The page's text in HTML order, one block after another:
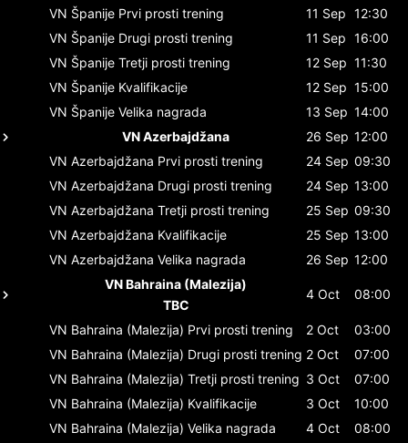
VN Španije Prvi prosti trening 11 Sep 12:30
VN Španije Drugi prosti trening 11 Sep 16:00
VN Španije Tretji prosti trening 12 Sep 11:30
VN Španije Kvalifikacije 12 Sep 15:00
VN Španije Velika nagrada 13 Sep 14:00
VN Azerbajdžana
26 Sep 12:00
VN Azerbajdžana Prvi prosti trening 24 Sep 09:30
VN Azerbajdžana Drugi prosti trening 24 Sep 13:00
VN Azerbajdžana Tretji prosti trening 25 Sep 09:30
VN Azerbajdžana Kvalifikacije 25 Sep 13:00
VN Azerbajdžana Velika nagrada 26 Sep 12:00
VN Bahraina (Malezija)
TBC
4 Oct 08:00
VN Bahraina (Malezija) Prvi prosti trening 2 Oct
03:00
VN Bahraina (Malezija) Drugi prosti trening 2 Oct
07:00
VN Bahraina (Malezija) Tretji prosti trening 3 Oct
07:00
VN Bahraina (Malezija) Kvalifikacije 3 Oct
10:00
VN Bahraina (Malezija) Velika nagrada 4 Oct
08:00